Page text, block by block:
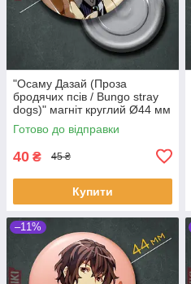
"Осаму Дазай (Проза
бродячих псів / Bungo stray
dogs)" магніт круглий Ø44 мм
Готово до відправки
40 ₴ 45 ₴
Купити
–11%